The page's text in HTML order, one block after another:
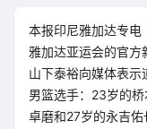
本报印尼雅加达专电
雅加达亚运会的官
山下泰裕向媒体表示
男篮选手：23岁的
卓磨和27岁的永吉